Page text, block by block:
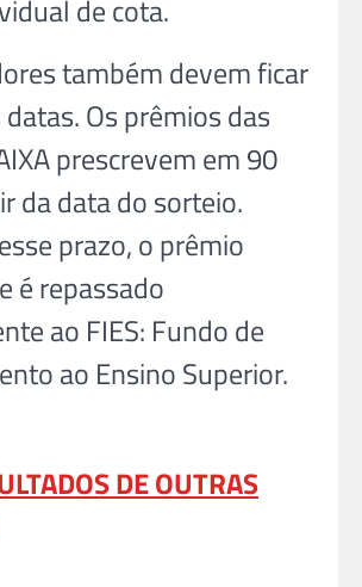
de cota.
também devem ficar
Os prêmios das
prescrevem em 90
da data do sorteio.
prazo, o prêmio
é repassado
ao FIES: Fundo de
ao Ensino Superior.
DE OUTRAS